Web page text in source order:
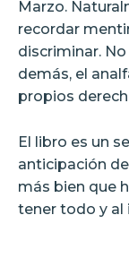
Marzo.
recordar
discriminar.
demás, el
propios
El libro es un
anticipación
más bien que
tener todo y al